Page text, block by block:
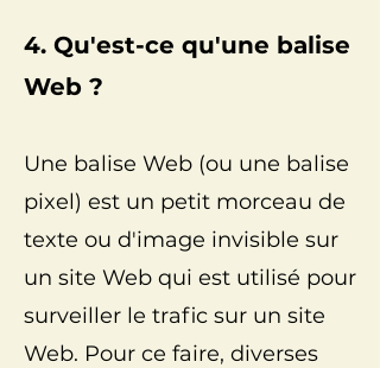
4. Qu'est-ce qu'une balise
Web ?
Une balise Web (ou une balise
pixel) est un petit morceau de
texte ou d'image invisible sur
un site Web qui est utilisé pour
surveiller le trafic sur un site
Web. Pour ce faire, diverses